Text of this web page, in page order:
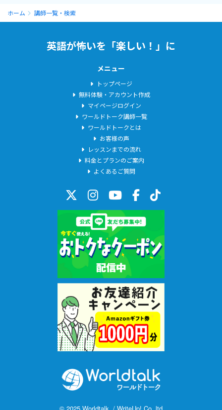
数もアップするでしょう！中学英語を学び直したい大人の方は、
「これなら話せるようになる！」と手応えを感じていただけると
く説明していますので、是非ご覧ください。
https://www.worldtalk.jp/blog/review_rierie/
NOBU式トレーニング(実践編)
相手に求められた情報を瞬時に言葉にすることができるようにな
・単語や文法はそこそこわかるのに、会話になるとフリーズしち
・『NOBU式トレーニング(コンプリート編)』を終えて、次のレベ
こんな内容です。
・Q&A形式で徹底的にパッと返事をする練習をする
・相手の質問 に対してどう答えればいいのかが必ず身につく実践
的な英語の基本文型を提示
・内容」と「言い方」の両面をレベルアップ
・実践的な会話力がどんどん身につく!
・聞かれたらパッと答えたい基本的な質問を幅広くカバー:自己紹
介、友人との雑談、仕事関係、海外旅行先で必要な会話、恋愛、
・例文を繰り返して発音矯正もしっかりトレーニング
こちらのテキストを使用して「発音矯正」を目的に体験レッスン
をした時の体験記がアップされていますのでご覧ください。
https://worldtalk-trial.info/experience_rierie/
ホーム 講師一覧・検索
英語が怖いを「楽しい！」に
メニュー
トップページ
無料体験・アカウント作成
マイページログイン
ワールドトーク講師一覧
ワールドトークとは
お客様の声
レッスンまでの流れ
料金とプランのご案内
よくあるご質問